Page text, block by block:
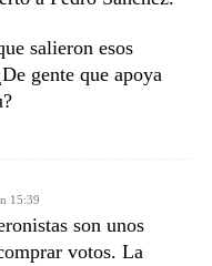
salieron esos
gente que apoya
15:39
son unos
votos. La